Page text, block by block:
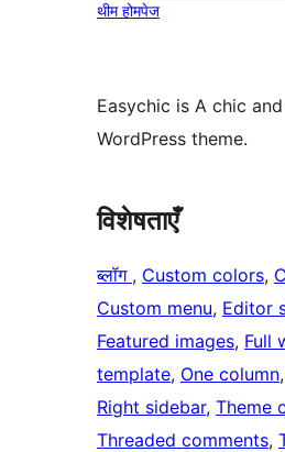
थीम होमपेज
Easychic is A chic
WordPress theme.
विशेषताएँ
ब्लॉग , Custom colors,
Custom menu, Editor
Featured images, Full
template, One column
Right sidebar, Theme
Threaded comments,